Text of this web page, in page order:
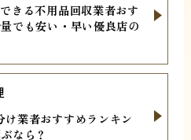
きる不用品回収業者おす
でも安い・早い優良店の
業者おすすめランキン
なら？